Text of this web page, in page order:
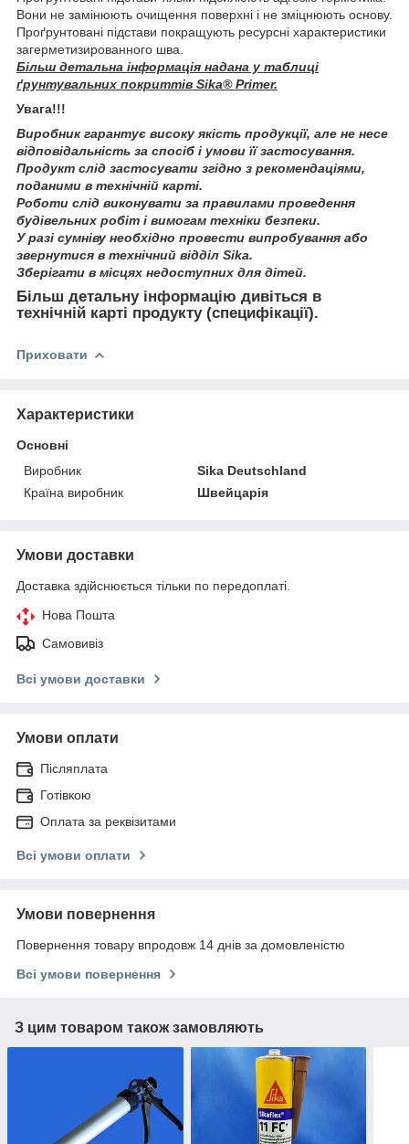
Вони не замінюють очищення поверхні і не зміцнюють основу.
Проґрунтовані підстави покращують ресурсні характеристики
загерметизированного шва.
Більш детальна інформація надана у таблиці
ґрунтувальних покриттів Sika® Primer.
Увага!!!
Виробник гарантує високу якість продукції, але не несе
відповідальність за спосіб і умови її застосування.
Продукт слід застосувати згідно з рекомендаціями,
поданими в технічній карті.
Роботи слід виконувати за правилами проведення
будівельних робіт і вимогам техніки безпеки.
У разі сумніву необхідно провести випробування або
звернутися в технічний відділ Sika.
Зберігати в місцях недоступних для дітей.
Більш детальну інформацію дивіться в
технічній карті продукту (специфікації).
Приховати
Характеристики
Основні
Виробник
Sika Deutschland
Країна виробник
Швейцарія
Умови доставки
Доставка здійснюється тільки по передоплаті.
Нова Пошта
Самовивіз
Всі умови доставки
Умови оплати
Післяплата
Готівкою
Оплата за реквізитами
Всі умови оплати
Умови повернення
Повернення товару впродовж 14 днів за домовленістю
Всі умови повернення
З цим товаром також замовляють